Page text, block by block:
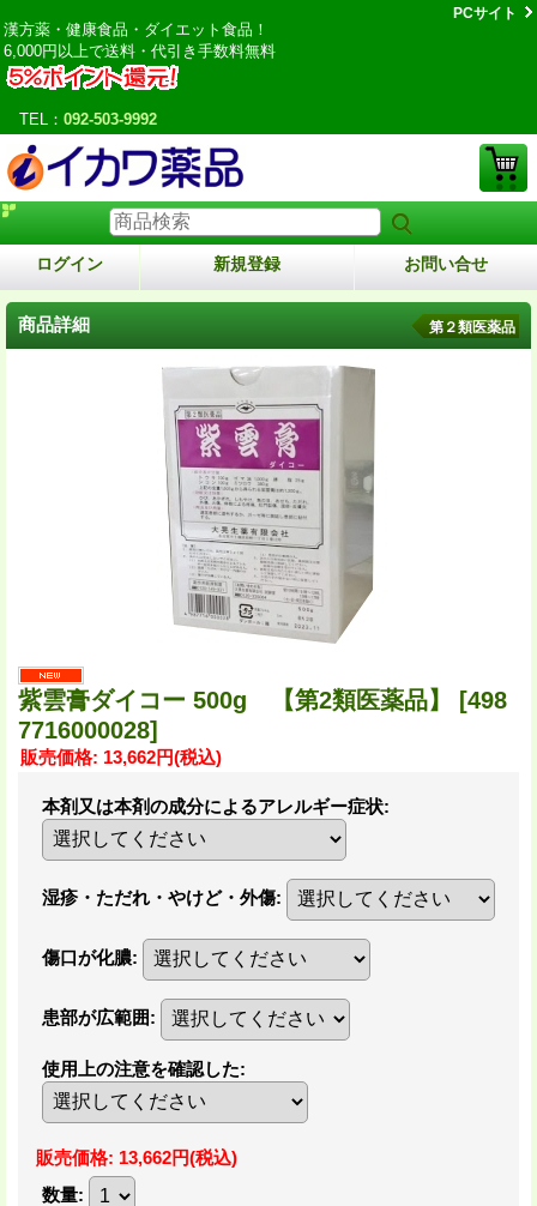
漢方薬・健康食品・ダイエット食品！
6,000円以上で送料・代引き手数料無料
TEL： 092-503-9992
PCサイト
ログイン 新規登録 お問い合せ
商品詳細 第２類医薬品
紫雲膏ダイコー 500g 【第2類医薬品】 [498
7716000028]
販売価格: 13,662円(税込)
本剤又は本剤の成分によるアレルギー症状:
湿疹・ただれ・やけど・外傷:
傷口が化膿:
患部が広範囲:
使用上の注意を確認した:
販売価格: 13,662円(税込)
数量: